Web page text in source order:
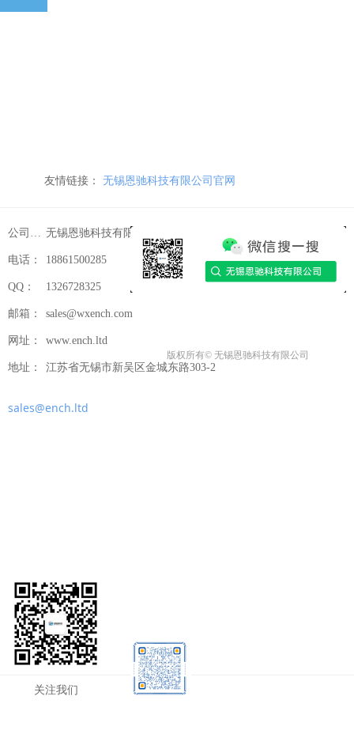
版权所有© 无锡恩驰科技有限公司
公司名称： 无锡恩驰科技有限公司
电话： 18861500285
QQ： 1326728325
邮箱： sales@wxench.com
网址： www.ench.ltd
地址： 江苏省无锡市新吴区金城东路303-2
友情链接： 无锡恩驰科技有限公司官网
关注我们
sales@ench.ltd